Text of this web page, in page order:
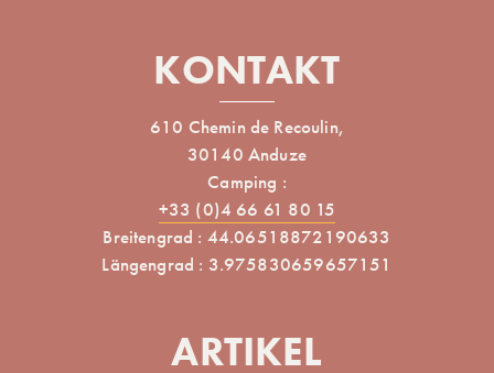
KONTAKT
610 Chemin de Recoulin,
30140 Anduze
Camping :
+33 (0)4 66 61 80 15
Breitengrad : 44.06518872190633
Längengrad : 3.975830659657151
ARTIKEL